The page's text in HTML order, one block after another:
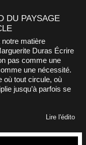
DU PAYSAGE
matière
Duras Écrire
pas comme une
une nécessité.
où tout circule, où
jusqu’à parfois se
Lire l'édito